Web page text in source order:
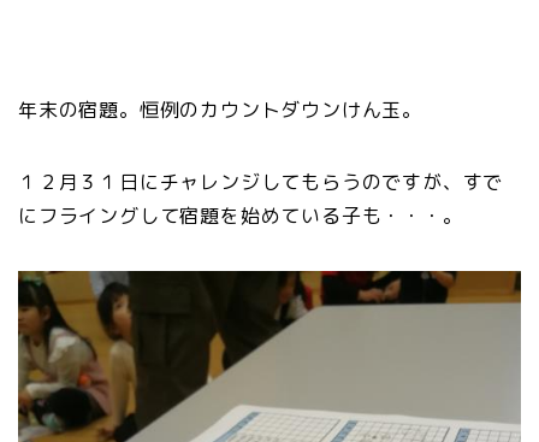
年末の宿題。恒例のカウントダウンけん玉。
１２月３１日にチャレンジしてもらうのですが、すで
にフライングして宿題を始めている子も・・・。